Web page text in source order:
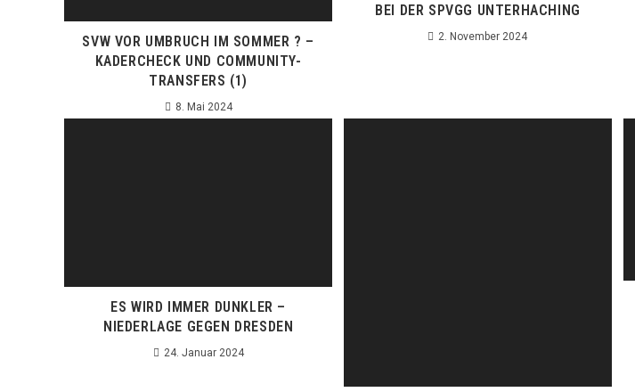
SVW VOR UMBRUCH IM SOMMER ? –
KADERCHECK UND COMMUNITY-
TRANSFERS (1)
8. Mai 2024
BEI DER SPVGG UNTERHACHING
2. November 2024
ES WIRD IMMER DUNKLER –
NIEDERLAGE GEGEN DRESDEN
24. Januar 2024